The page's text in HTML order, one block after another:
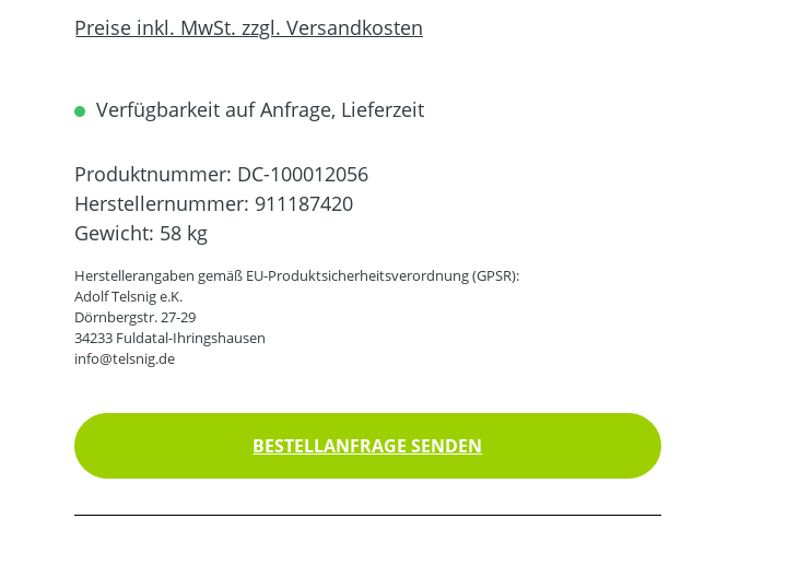
Preise inkl. MwSt. zzgl. Versandkosten
Verfügbarkeit auf Anfrage, Lieferzeit
Produktnummer: DC-100012056
Herstellernummer: 911187420
Gewicht: 58 kg
Herstellerangaben gemäß EU-Produktsicherheitsverordnung (GPSR):
Adolf Telsnig e.K.
Dörnbergstr. 27-29
34233 Fuldatal-Ihringshausen
info@telsnig.de
BESTELLANFRAGE SENDEN